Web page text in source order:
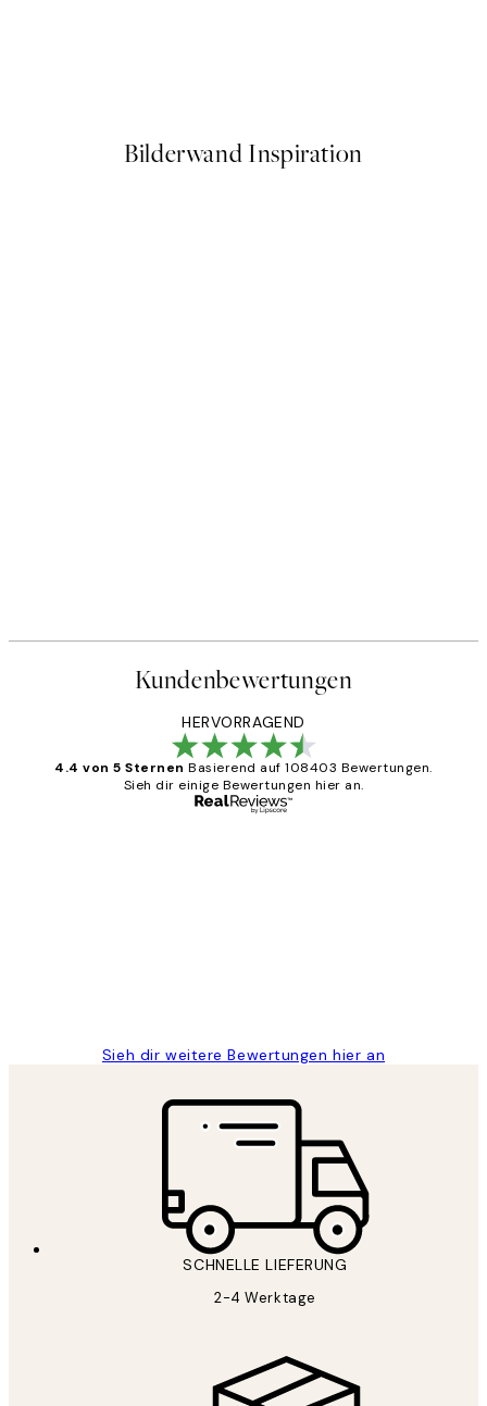
Bilderwand Inspiration
Kundenbewertungen
HERVORRAGEND
4.4 von 5 Sternen Basierend auf 108403 Bewertungen.
Sieh dir einige Bewertungen hier an.
Sieh dir weitere Bewertungen hier an
SCHNELLE LIEFERUNG
2-4 Werktage